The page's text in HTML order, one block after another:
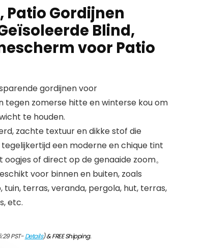
Gordijnen
Blind,
voor Patio
gordijnen voor
tegen zomerse hitte en winterse kou om
te houden.
zachte textuur en dikke stof die
een moderne en chique tint
of direct op de genaaide zoom。
voor binnen en buiten, zoals
terras, veranda, pergola, hut, terras,
etc.
PST-Details)&FREE Shipping.